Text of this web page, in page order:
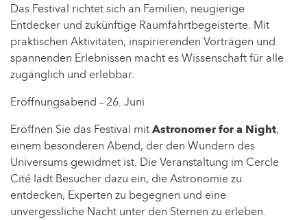
Das Festival richtet sich an Familien, neugierige
Entdecker und zukünftige Raumfahrtbegeisterte. Mit
praktischen Aktivitäten, inspirierenden Vorträgen und
spannenden Erlebnissen macht es Wissenschaft für alle
zugänglich und erlebbar.
Eröffnungsabend – 26. Juni
Eröffnen Sie das Festival mitAstronomer for a Night,
einem besonderen Abend, der den Wundern des
Universums gewidmet ist. Die Veranstaltung im Cercle
Cité lädt Besucher dazu ein, die Astronomie zu
entdecken, Experten zu begegnen und eine
unvergessliche Nacht unter den Sternen zu erleben.